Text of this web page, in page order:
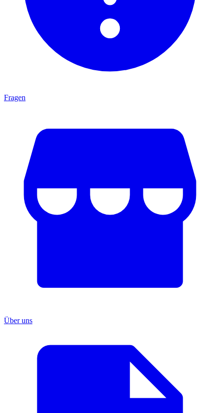
Fragen
Über uns